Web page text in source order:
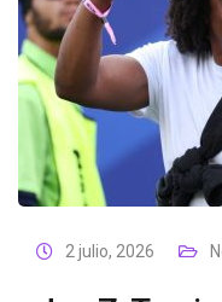
2 julio, 2026